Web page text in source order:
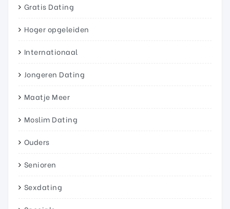
Gratis Dating
Hoger opgeleiden
Internationaal
Jongeren Dating
Maatje Meer
Moslim Dating
Ouders
Senioren
Sexdating